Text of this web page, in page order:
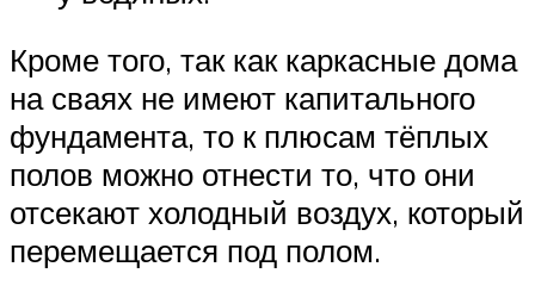
Кроме того, так как каркасные дома
на сваях не имеют капитального
фундамента, то к плюсам тёплых
полов можно отнести то, что они
отсекают холодный воздух, который
перемещается под полом.